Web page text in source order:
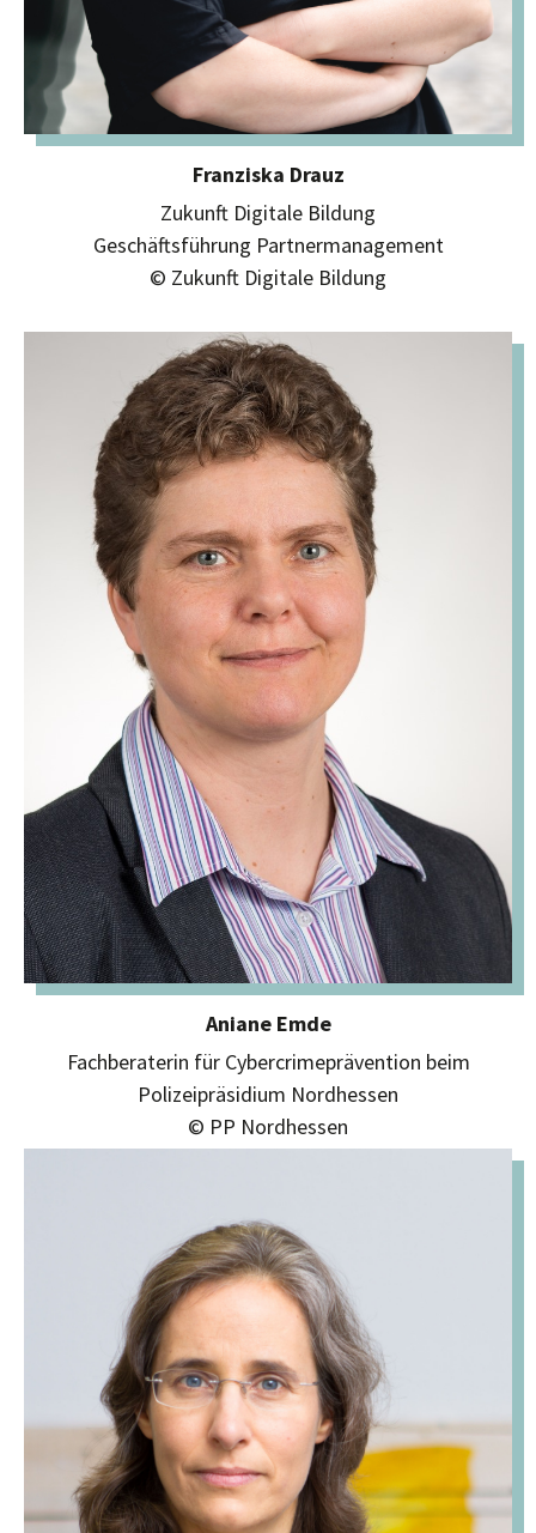
Franziska Drauz
Zukunft Digitale Bildung
Geschäftsführung Partnermanagement
© Zukunft Digitale Bildung
Aniane Emde
Fachberaterin für Cybercrimeprävention beim
Polizeipräsidium Nordhessen
© PP Nordhessen